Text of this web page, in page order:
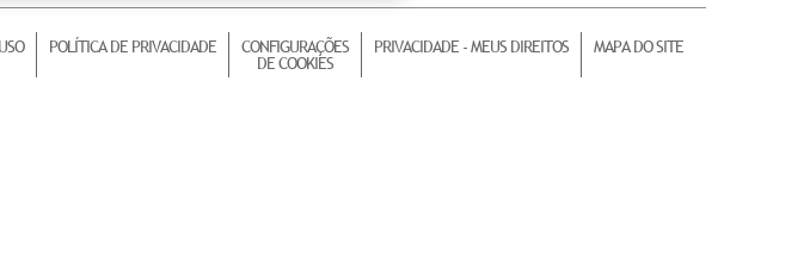
POLÍTICA DE PRIVACIDADE CONFIGURAÇÕES
DE COOKIES
PRIVACIDADE - MEUS DIREITOS MAPA DO SITE